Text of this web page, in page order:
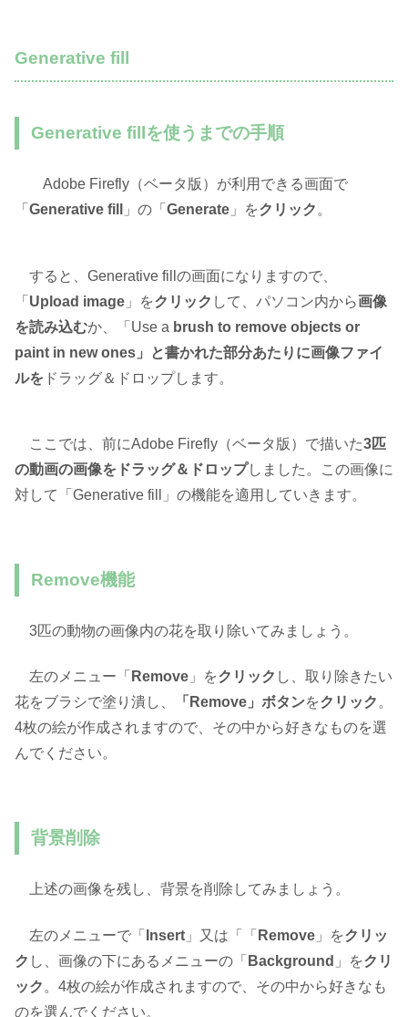
Generative fill
Generative fillを使うまでの手順
Adobe Firefly（ベータ版）が利用できる画面で
「 Generative fill 」の「 Generate 」をクリック 。
すると、Generative fillの画面になりますので、
「 Upload image 」をクリック して、パソコン内から画像
を読み込むか、「Use a brush to remove objects or
paint in new ones」と書かれた部分あたりに画像ファイ
ルを ドラッグ＆ドロップします。
ここでは、前にAdobe Firefly（ベータ版）で描いた3匹
の動画の画像をドラッグ＆ドロップしました。この画像に
対して「Generative fill」の機能を適用していきます。
Remove機能
3匹の動物の画像内の花を取り除いてみましょう。
左のメニュー「 Remove 」をクリック し、取り除きたい
花をブラシで塗り潰し、
「Remove」ボタンをクリック。
4枚の絵が作成されますので、その中から好きなものを選
んでください。
背景削除
上述の画像を残し、背景を削除してみましょう。
左のメニューで「 Insert 」又は「「 Remove 」をクリッ
ク し、画像の下にあるメニューの「 Background 」をクリ
ック 。4枚の絵が作成されますので、その中から好きなも
のを選んでください。